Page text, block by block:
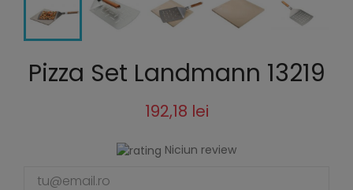
Pizza Set Landmann 13219
192,18 lei
Niciun review